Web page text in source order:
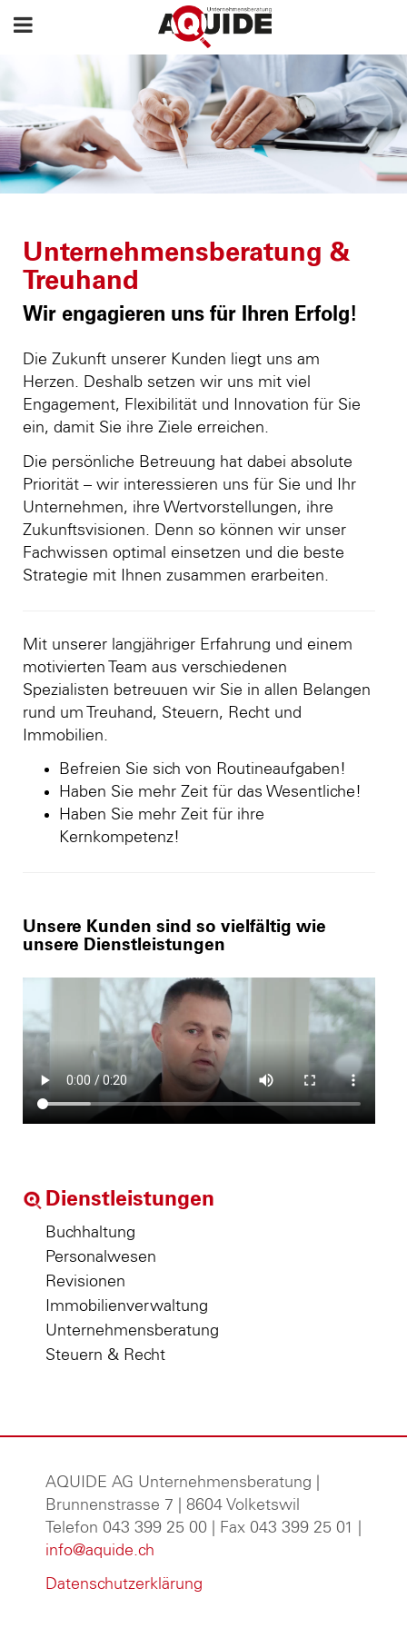
Unternehmensberatung &
Treuhand
Wir engagieren uns für Ihren Erfolg!
Die Zukunft unserer Kunden liegt uns am
Herzen. Deshalb setzen wir uns mit viel
Engagement, Flexibilität und Innovation für Sie
ein, damit Sie ihre Ziele erreichen.
Die persönliche Betreuung hat dabei absolute
Priorität – wir interessieren uns für Sie und Ihr
Unternehmen, ihre Wertvorstellungen, ihre
Zukunftsvisionen. Denn so können wir unser
Fachwissen optimal einsetzen und die beste
Strategie mit Ihnen zusammen erarbeiten.
Mit unserer langjähriger Erfahrung und einem
motivierten Team aus verschiedenen
Spezialisten betreuuen wir Sie in allen Belangen
rund um Treuhand, Steuern, Recht und
Immobilien.
Befreien Sie sich von Routineaufgaben!
Haben Sie mehr Zeit für das Wesentliche!
Haben Sie mehr Zeit für ihre
Kernkompetenz!
Unsere Kunden sind so vielfältig wie
unsere Dienstleistungen
Dienstleistungen
Buchhaltung
Personalwesen
Revisionen
Immobilienverwaltung
Unternehmensberatung
Steuern & Recht
AQUIDE AG Unternehmensberatung
Brunnenstrasse 7 | 8604 Volketswil
Telefon 043 399 25 00 | Fax 043 399 25 01 |
info@aquide.ch
Datenschutzerklärung